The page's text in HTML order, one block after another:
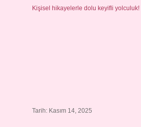
Kişisel hikayelerle dolu keyifli yolculuk!
Tarih: Kasım 14, 2025